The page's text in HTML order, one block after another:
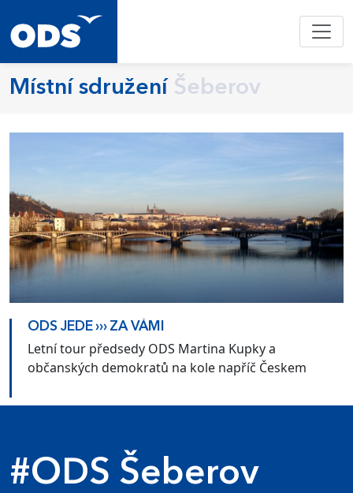
Místní sdružení Šeberov
ODS JEDE ››› ZA VÁMI
Letní tour předsedy ODS Martina Kupky a
občanských demokratů na kole napříč Českem
#ODS Šeberov